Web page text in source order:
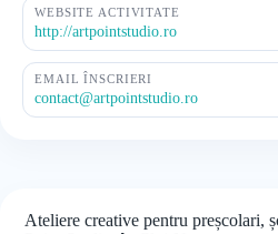
WEBSITE ACTIVITATE
http://artpointstudio.ro
EMAIL ÎNSCRIERI
contact@artpointstudio.ro
Ateliere creative pentru preșcolari,